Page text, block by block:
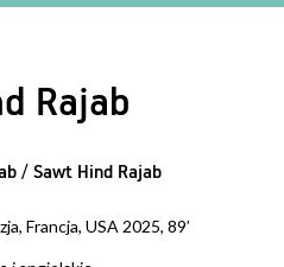
Rajab
/ Sawt Hind Rajab
Francja, USA 2025, 89’